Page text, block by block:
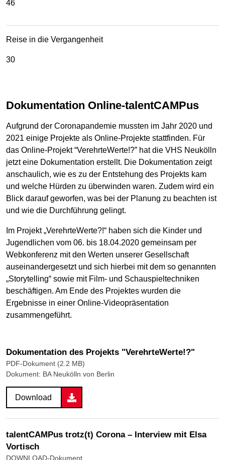
46
Reise in die Vergangenheit
30
Dokumentation Online-talentCAMPus
Aufgrund der Coronapandemie mussten im Jahr 2020 und
2021 einige Projekte als Online-Projekte stattfinden. Für
das Online-Projekt “VerehrteWerte!?” hat die VHS Neukölln
jetzt eine Dokumentation erstellt. Die Dokumentation zeigt
anschaulich, wie es zu der Entstehung des Projekts kam
und welche Hürden zu überwinden waren. Zudem wird ein
Blick darauf geworfen, was bei der Planung zu beachten ist
und wie die Durchführung gelingt.
Im Projekt „VerehrteWerte?!“ haben sich die Kinder und
Jugendlichen vom 06. bis 18.04.2020 gemeinsam per
Webkonferenz mit den Werten unserer Gesellschaft
auseinandergesetzt und sich hierbei mit dem so genannten
„Storytelling“ sowie mit Film- und Schauspieltechniken
beschäftigen. Am Ende des Projektes wurden die
Ergebnisse in einer Online-Videopräsentation
zusammengeführt.
Dokumentation des Projekts "VerehrteWerte!?"
PDF-Dokument (2.2 MB)
Dokument: BA Neukölln von Berlin
Download
talentCAMPus trotz(t) Corona – Interview mit Elsa
Vortisch
DOWNLOAD-Dokument